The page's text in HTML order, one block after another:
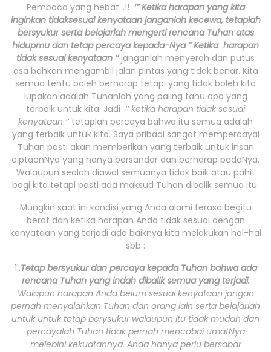
Pembaca yang hebat…!! ‘” Ketika harapan yang kita
inginkan tidaksesuai kenyataan janganlah kecewa, tetaplah
bersyukur serta belajarlah mengerti rencana Tuhan atas
hidupmu dan tetap percaya kepada-Nya “Ketika harapan
tidak sesuai kenyataan ‘’janganlah menyerah dan putus
asa bahkan mengambil jalan pintas yang tidak benar. Kita
semua tentu boleh berharap tetapi yang tidak boleh kita
lupakan adalah Tuhanlah yang paling tahu apa yang
terbaik untuk kita. Jadi ‘’ ketika harapan tidak sesuai
kenyataan ‘’ tetaplah percaya bahwa itu semua adalah
yang terbaik untuk kita. Saya pribadi sangat mempercayai
Tuhan pasti akan memberikan yang terbaik untuk insan
ciptaanNya yang hanya bersandar dan berharap padaNya.
Walaupun seolah diawal semuanya tidak baik atau pahit
bagi kita tetapi pasti ada maksud Tuhan dibalik semua itu.
Mungkin saat ini kondisi yang Anda alami terasa begitu
berat dan ketika harapan Anda tidak sesuai dengan
kenyataan yang terjadi ada baiknya kita melakukan hal-hal
sbb :
1..Tetap bersyukur dan percaya kepada Tuhan bahwa ada
rencana Tuhan yang indah dibalik semua yang terjadi.
Walapun harapan Anda belum sesuai kenyataan jangan
pernah menyalahkan Tuhan dan orang lain serta belajarlah
untuk untuk tetap berysukur walaupun itu tidak mudah dan
percayalah Tuhan tidak pernah mencobai umatNya
melebihi kekuatannya. Anda hanya perlu bersabar